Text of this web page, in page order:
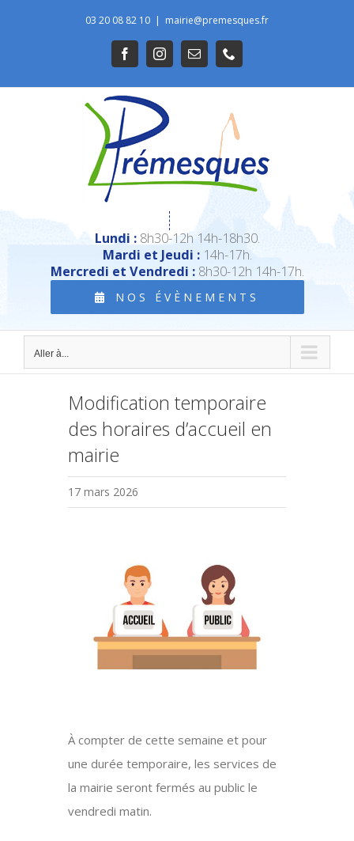
03 20 08 82 10 | mairie@premesques.fr
FacebookInstagramEmail
Lundi :8h30-12h 14h-18h30.
Mardi et Jeudi :14h-17h.
Mercredi et Vendredi :8h30-12h 14h-17h.
NOS ÉVÈNEMENTS
Aller à...
Modification temporaire
des horaires d’accueil en
mairie
17 mars 2026
À compter de cette semaine et pour
une durée temporaire, les services de
la mairie seront fermés au public le
vendredi matin.